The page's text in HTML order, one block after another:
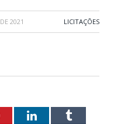
2021 LICITAÇÕES
LinkedInTumblr